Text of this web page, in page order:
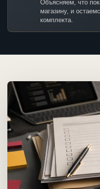
Объясняем, что
магазину, и
комплекта.